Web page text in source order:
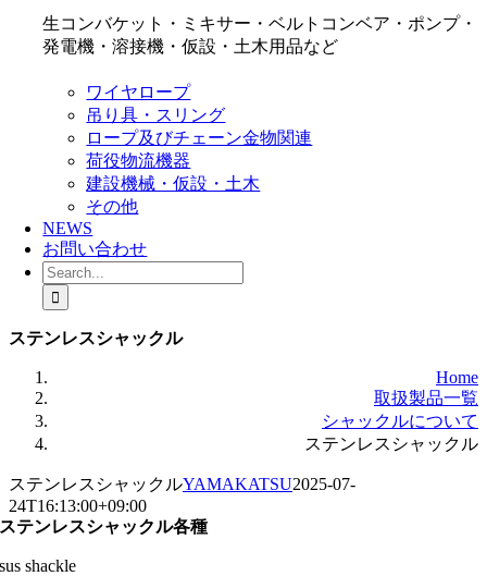
生コンバケット・ミキサー・ベルトコンベア・ポンプ・
発電機・溶接機・仮設・土木用品など
ワイヤロープ
吊り具・スリング
ロープ及びチェーン金物関連
荷役物流機器
建設機械・仮設・土木
その他
NEWS
お問い合わせ
Search
for:
ステンレスシャックル
Home
取扱製品一覧
シャックルについて
ステンレスシャックル
ステンレスシャックルYAMAKATSU2025-07-
24T16:13:00+09:00
ステンレスシャックル各種
sus shackle